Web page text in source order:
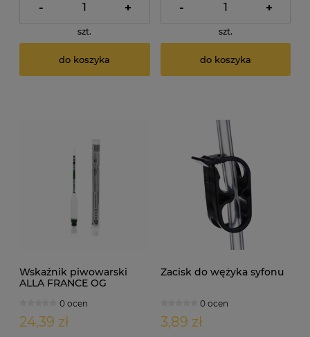
- +
szt.
do koszyka
- +
szt.
do koszyka
Wskaźnik piwowarski
ALLA FRANCE OG
0 ocen
24,39 zł
Zacisk do wężyka syfonu
0 ocen
3,89 zł